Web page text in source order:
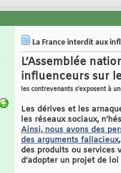
La France interdit aux
L’Assemblée
influenceurs sur
les contrevenants s’exposent à
Les dérives et les
les réseaux sociaux,
Ainsi, nous avons des
des arguments fallacieux
des produits ou services
d’adopter un projet de